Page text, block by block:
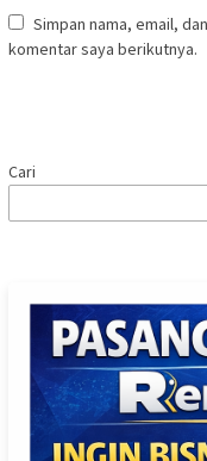
Simpan nama, email,
komentar saya berikutnya.
Cari